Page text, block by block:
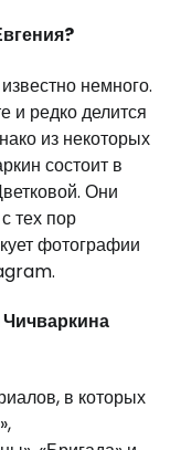
немного.
и редко делится
из некоторых
состоит в
Они
тех пор
фотографии
в которых